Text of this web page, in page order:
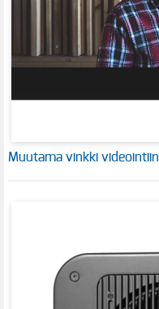
Muutama vinkki videointiin